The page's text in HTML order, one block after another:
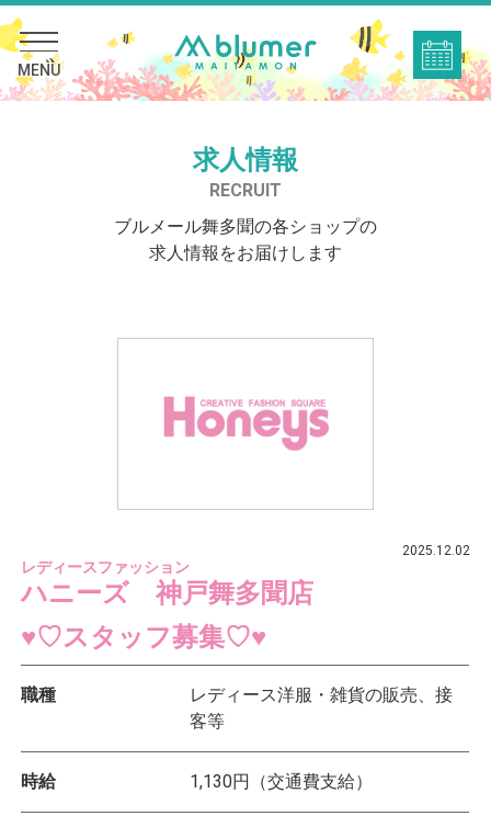
MENU
求人情報
RECRUIT
ブルメール舞多聞の各ショップの
求人情報をお届けします
2025.12.02
レディースファッション
ハニーズ 神戸舞多聞店
♥♡スタッフ募集♡♥
職種
レディース洋服・雑貨の販売、接
客等
時給 1,130円（交通費支給）